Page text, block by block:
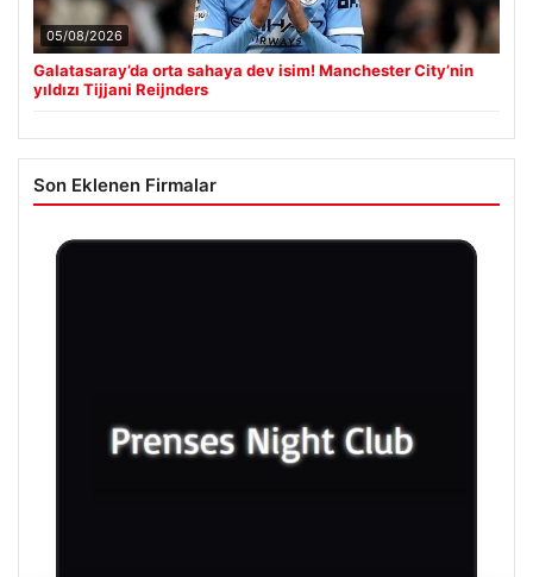
05/08/2026
Galatasaray’da orta sahaya dev isim! Manchester City’nin
yıldızı Tijjani Reijnders
Son Eklenen Firmalar